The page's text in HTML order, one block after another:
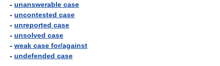
- unanswerable case
- uncontested case
- unreported case
- unsolved case
- weak case for/against
- undefended case